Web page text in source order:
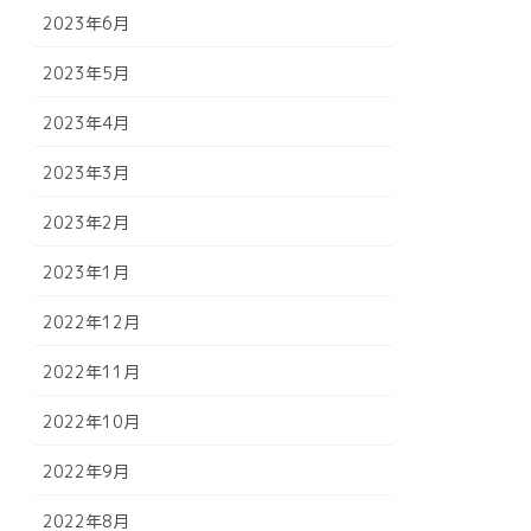
2023年6月
2023年5月
2023年4月
2023年3月
2023年2月
2023年1月
2022年12月
2022年11月
2022年10月
2022年9月
2022年8月